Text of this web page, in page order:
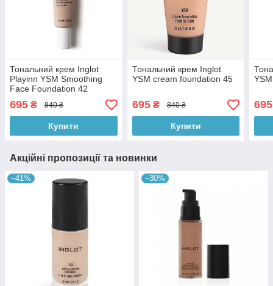
Тональний крем Inglot
Playinn YSM Smoothing
Face Foundation 42
695 ₴ 840 ₴
Купити
Тональний крем Inglot
YSM cream foundation 45
695₴ 840 ₴
Купити
695
Акційні пропозиції та новинки
–41% –30%